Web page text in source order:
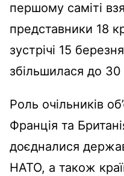
першому саміті
представники 18
зустрічі 15
збільшилася до 30
Роль очільників
Франція та
доєдналися
НАТО, а також